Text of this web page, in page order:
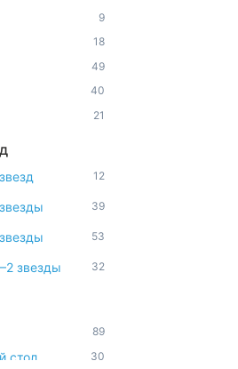
9
18
49
40
21
12
39
53
звезды 32
89
стол 30